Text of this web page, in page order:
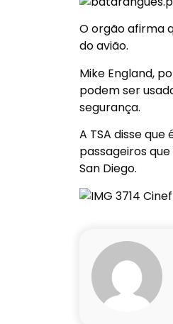
O orgão afirma
do avião.
Mike England,
podem ser
segurança.
A TSA disse
passageiros
San Diego.